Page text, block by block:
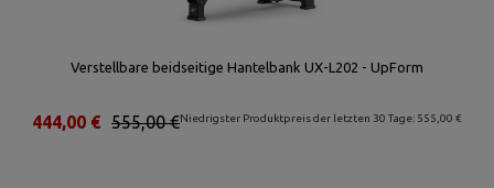
Verstellbare beidseitige Hantelbank UX-L202 - UpForm
Niedrigster Produktpreis der letzten 30 Tage: 555,00 €
555,00 €
444,00 €